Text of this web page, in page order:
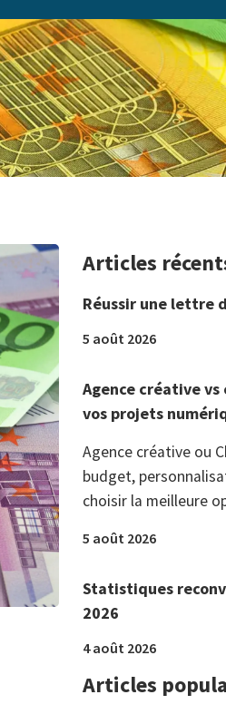
Articles
Réussir une lettre
5 août 2026
Agence créative
vos projets
Agence créative ou
budget,
choisir la meilleure
5 août 2026
Statistiques
2026
4 août 2026
Articles